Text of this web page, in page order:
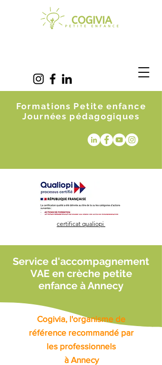
Formations Petite enfance
Journées pédagogiques
certificat qualiopi
Service d'accompagnement
VAE en crèche petite
enfance à Annecy
Cogivia, l'organisme de
référence recommandé par
les professionnels
à Annecy